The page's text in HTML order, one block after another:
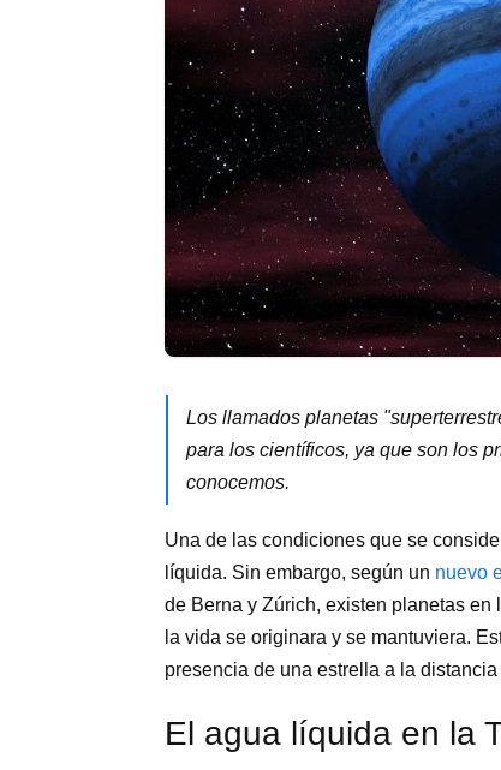
Los llamados planetas
para los científicos, ya que son los
conocemos.
Una de las condiciones que se
líquida. Sin embargo, según un nuevo
de Berna y Zúrich, existen planetas
la vida se originara y se mantuviera.
presencia de una estrella a la
El agua líquida en la